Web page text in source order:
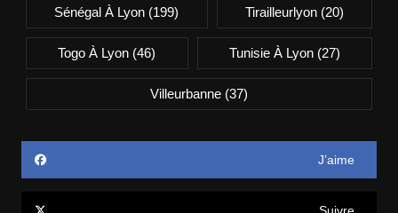
Sénégal À Lyon (199) Tirailleurlyon(20)
Togo À Lyon (46) Tunisie À Lyon(27)
Villeurbanne(37)
J’aime